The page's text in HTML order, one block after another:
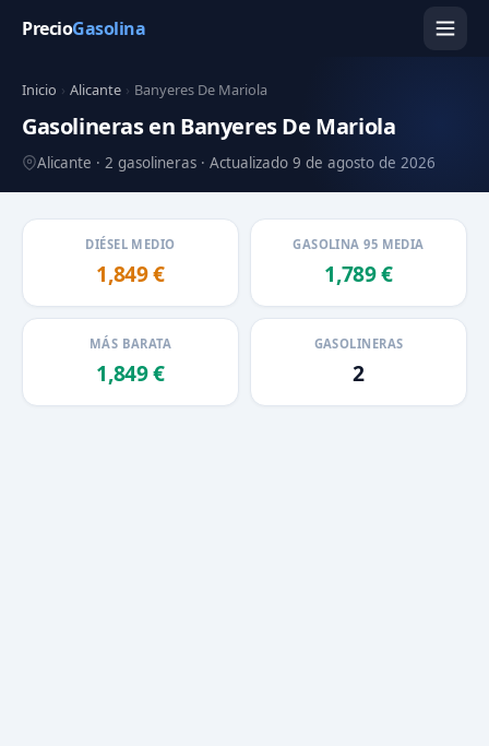
PrecioGasolina
Inicio › Alicante › Banyeres De Mariola
Gasolineras en Banyeres De Mariola
Alicante · 2 gasolineras · Actualizado 9 de agosto de 2026
DIÉSEL MEDIO
1,849 €
GASOLINA 95 MEDIA
1,789 €
MÁS BARATA
1,849 €
GASOLINERAS
2